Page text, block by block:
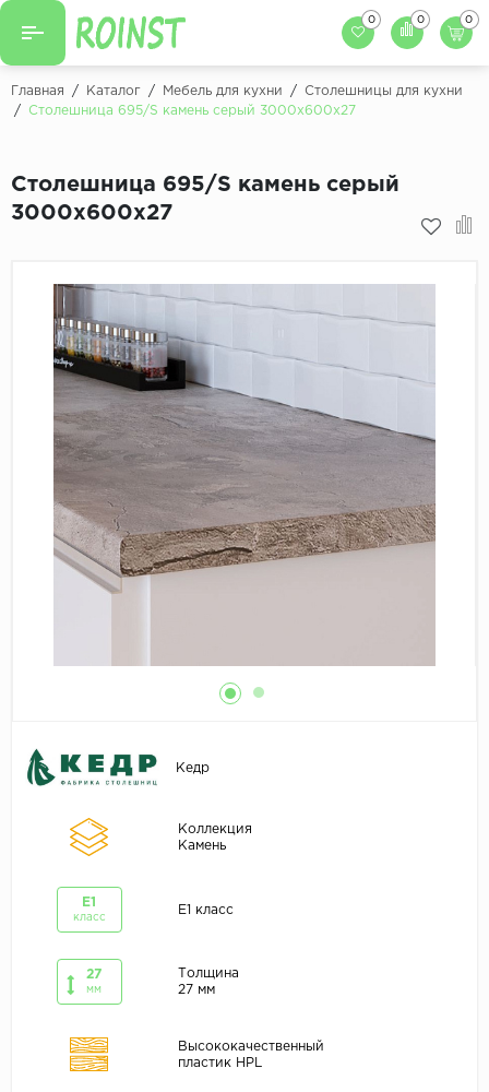
Назад Назад
Столешницы для
Кухонный фартук
Декоры фасадов
Декоры кухонных фартуков
Декоры ЛДСП для мебели
Декоры обоев под мебель
0 0 0
Главная / Каталог / Мебель для кухни /
Столешницы для кухни
/
Столешница 695/S камень серый 3000х600х27
Столешница 695/S камень серый
3000х600х27
Кедр
Коллекция
Камень
E1
класс
E1 класс
27
мм
Толщина
27 мм
Высококачественный
пластик HPL